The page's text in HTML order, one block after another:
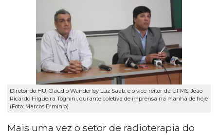
Diretor do HU, Claudio Wanderley Luz Saab, e o vice-reitor da UFMS, João
Ricardo Filgueira Tognini, durante coletiva de imprensa na manhã de hoje
(Foto: Marcos Ermínio)
Mais uma vez o setor de radioterapia do